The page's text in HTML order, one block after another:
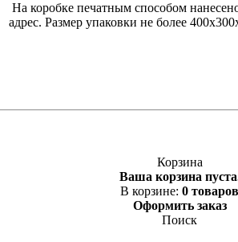
На коробке печатным способом
адрес. Размер упаковки не более
Корзина
Ваша корзина
В корзине: 0 товаров
Оформить заказ
Поиск